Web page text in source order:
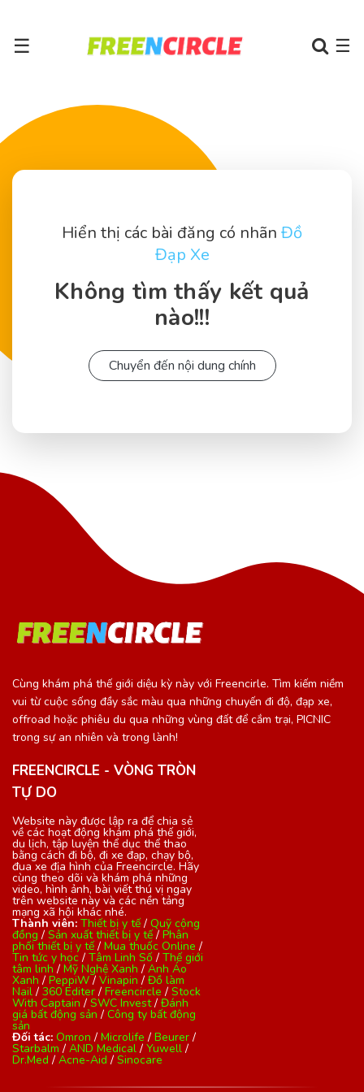
☰ ☰
Hiển thị các bài đăng có nhãn Đồ
Đạp Xe
Không tìm thấy kết quả
nào!!!
Chuyển đến nội dung chính
Cùng khám phá thế giới diệu kỳ này với Freencirle. Tìm kiếm niềm
vui từ cuộc sống đầy sắc màu qua những chuyến đi độ, đạp xe,
offroad hoặc phiêu du qua những vùng đất để cắm trại, PICNIC
trong sự an nhiên và trong lành!
FREENCIRCLE - VÒNG TRÒN
TỰ DO
Website này được lập ra để chia sẻ
về các hoạt động khám phá thế giới,
du lịch, tập luyện thể dục thể thao
bằng cách đi bộ, đi xe đạp, chạy bộ,
đua xe địa hình của Freencircle. Hãy
cùng theo dõi và khám phá những
video, hình ảnh, bài viết thú vị ngay
trên website này và các nền tảng
mạng xã hội khác nhé.
Thành viên: Thiết bị y tế / Quỹ cộng
đồng / Sản xuất thiết bị y tế / Phân
phối thiết bị y tế / Mua thuốc Online /
Tin tức y học / Tâm Linh Số / Thế giới
tâm linh/ Mỹ Nghệ Xanh / Anh Áo
Xanh / PeppiW/ Vinapin / Đồ làm
Nail / 360 Editer / Freencircle / Stock
With Captain / SWC Invest/ Đánh
giá bất động sản / Công ty bất động
sản
Đối tác: Omron / Microlife / Beurer /
Starbalm / AND Medical / Yuwell /
Dr.Med / Acne-Aid / Sinocare